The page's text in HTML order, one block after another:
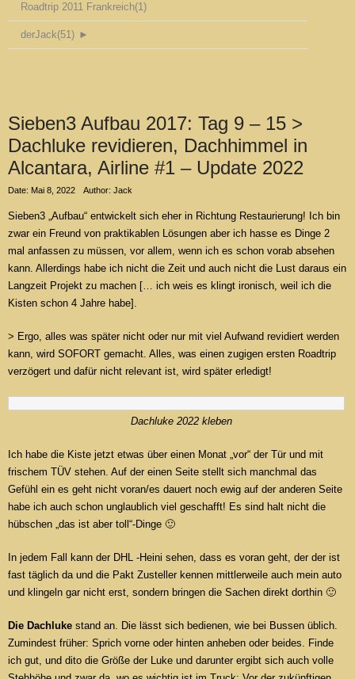
Roadtrip 2011 Frankreich(1)
derJack(51) ►
Sieben3 Aufbau 2017: Tag 9 – 15 >
Dachluke revidieren, Dachhimmel in
Alcantara, Airline #1 – Update 2022
Date: Mai 8, 2022 Author: Jack
Sieben3 „Aufbau“ entwickelt sich eher in Richtung Restaurierung! Ich bin
zwar ein Freund von praktikablen Lösungen aber ich hasse es Dinge 2
mal anfassen zu müssen, vor allem, wenn ich es schon vorab absehen
kann. Allerdings habe ich nicht die Zeit und auch nicht die Lust daraus ein
Langzeit Projekt zu machen [… ich weis es klingt ironisch, weil ich die
Kisten schon 4 Jahre habe].
> Ergo, alles was später nicht oder nur mit viel Aufwand revidiert werden
kann, wird SOFORT gemacht. Alles, was einen zugigen ersten Roadtrip
verzögert und dafür nicht relevant ist, wird später erledigt!
Dachluke 2022 kleben
Ich habe die Kiste jetzt etwas über einen Monat „vor“ der Tür und mit
frischem TÜV stehen. Auf der einen Seite stellt sich manchmal das
Gefühl ein es geht nicht voran/es dauert noch ewig auf der anderen Seite
habe ich auch schon unglaublich viel geschafft! Es sind halt nicht die
hübschen „das ist aber toll“-Dinge 🙂
In jedem Fall kann der DHL -Heini sehen, dass es voran geht, der der ist
fast täglich da und die Pakt Zusteller kennen mittlerweile auch mein auto
und klingeln gar nicht erst, sondern bringen die Sachen direkt dorthin 🙂
Die Dachluke stand an. Die lässt sich bedienen, wie bei Bussen üblich.
Zumindest früher: Sprich vorne oder hinten anheben oder beides. Finde
ich gut, und dito die Größe der Luke und darunter ergibt sich auch volle